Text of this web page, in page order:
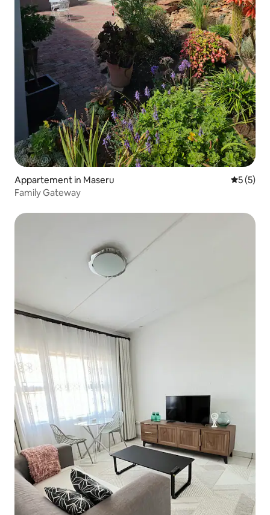
Appartement in Maseru
5 (5)
Family Gateway